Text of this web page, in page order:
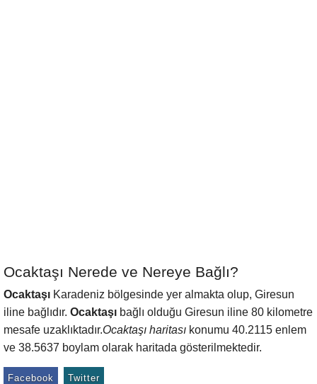
Ocaktaşı Nerede ve Nereye Bağlı?
Ocaktaşı Karadeniz bölgesinde yer almakta olup, Giresun
iline bağlıdır. Ocaktaşı bağlı olduğu Giresun iline 80 kilometre
mesafe uzaklıktadır.Ocaktaşı haritası konumu 40.2115 enlem
ve 38.5637 boylam olarak haritada gösterilmektedir.
Facebook Twitter